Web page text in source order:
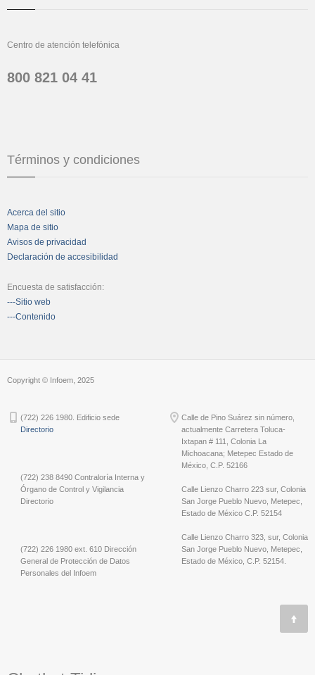
Centro de atención telefónica
800 821 04 41
Términos y condiciones
Acerca del sitio
Mapa de sitio
Avisos de privacidad
Declaración de accesibilidad
Encuesta de satisfacción:
---Sitio web
---Contenido
Copyright © Infoem, 2025
(722) 226 1980. Edificio sede
Directorio
(722) 238 8490 Contraloría Interna y
Órgano de Control y Vigilancia
Directorio
(722) 226 1980 ext. 610 Dirección
General de Protección de Datos
Personales del Infoem
Calle de Pino Suárez sin número,
actualmente Carretera Toluca-
Ixtapan # 111, Colonia La
Michoacana; Metepec Estado de
México, C.P. 52166
Calle Lienzo Charro 223 sur, Colonia
San Jorge Pueblo Nuevo, Metepec,
Estado de México C.P. 52154
Calle Lienzo Charro 323, sur, Colonia
San Jorge Pueblo Nuevo, Metepec,
Estado de México, C.P. 52154.